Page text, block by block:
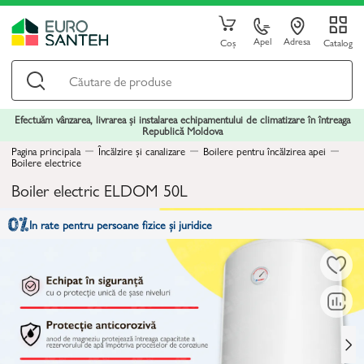
Coș Apel Adresa Catalog
Efectuăm vânzarea, livrarea și instalarea echipamentului de climatizare în întreaga
Republică Moldova
Pagina principala
Încălzire și canalizare Boilere pentru încălzirea apei
Boilere electrice
Boiler electric ELDOM 50L
In rate pentru persoane fizice și juridice